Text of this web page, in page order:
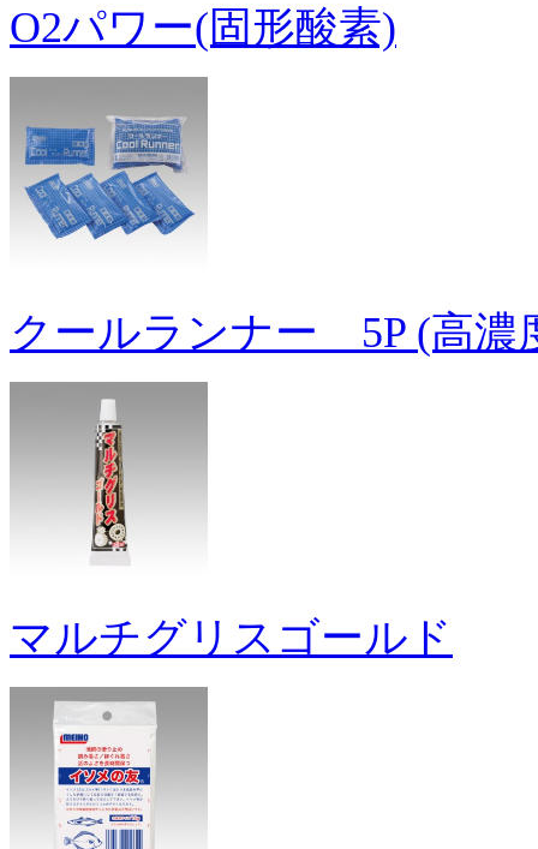
O2パワー(固形酸素)
クールランナー 5P (高濃
マルチグリスゴールド